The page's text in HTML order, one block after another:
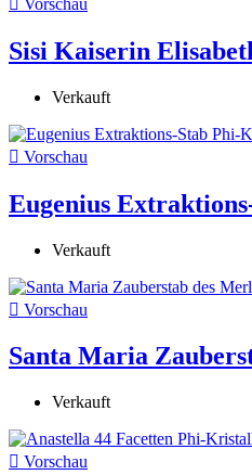
Vorschau
Sisi Kaiserin
Verkauft
 Vorschau
Eugenius
Verkauft
 Vorschau
Santa Maria
Verkauft
 Vorschau